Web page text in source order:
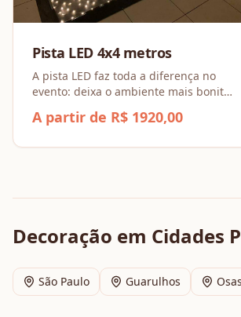
Pista LED 4x4 metros
A pista LED faz toda a diferença no
evento: deixa o ambiente mais bonito,
dos convidados muito mais especial.
A partir de R$ 1920,00
Decoração em Cidades
São Paulo Guarulhos